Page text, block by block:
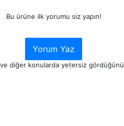
Bu ürüne ilk yorumu siz yapın!
Yorum Yaz
diğer konularda yetersiz